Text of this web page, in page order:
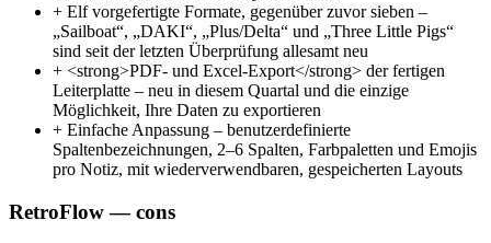
+ Elf vorgefertigte Formate, gegenüber zuvor sieben –
„Sailboat“, „DAKI“, „Plus/Delta“ und „Three Little Pigs“
sind seit der letzten Überprüfung allesamt neu
+ <strong>PDF- und Excel-Export</strong> der fertigen
Leiterplatte – neu in diesem Quartal und die einzige
Möglichkeit, Ihre Daten zu exportieren
+ Einfache Anpassung – benutzerdefinierte
Spaltenbezeichnungen, 2–6 Spalten, Farbpaletten und Emojis
pro Notiz, mit wiederverwendbaren, gespeicherten Layouts
RetroFlow — cons